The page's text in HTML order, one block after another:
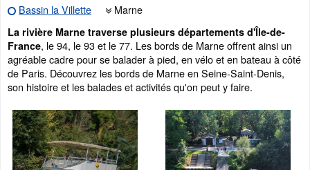
Bassin la Villette
Marne
La rivière Marne traverse plusieurs départements d'Île-de-
France, le 94, le 93 et le 77. Les bords de Marne offrent ainsi un
agréable cadre pour se balader à pied, en vélo et en bateau à côté
de Paris. Découvrez les bords de Marne en Seine-Saint-Denis,
son histoire et les balades et activités qu'on peut y faire.